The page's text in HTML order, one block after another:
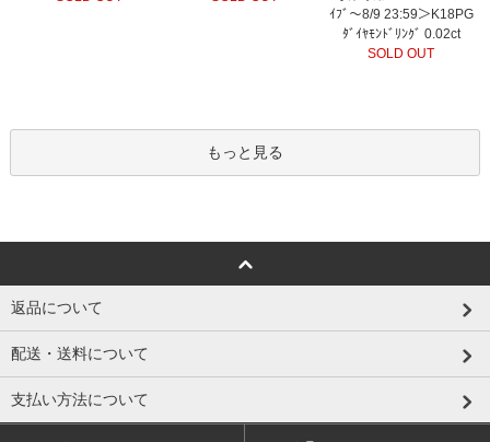
ｲﾌﾞ～8/9 23:59＞K18PG
ﾀﾞｲﾔﾓﾝﾄﾞﾘﾝｸﾞ 0.02ct
SOLD OUT
もっと見る
返品について
配送・送料について
支払い方法について